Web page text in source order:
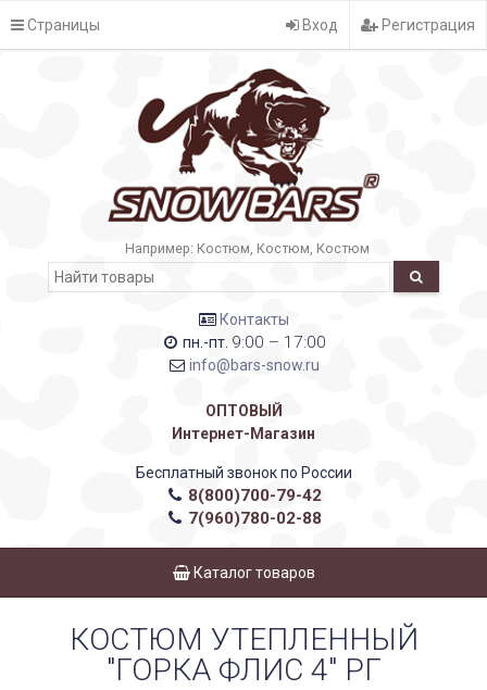
Страницы Вход Регистрация
Например: Костюм Костюм Костюм
Контакты
пн.-пт. 9:00 – 17:00
info@bars-snow.ru
ОПТОВЫЙ
Интернет-Магазин
Бесплатный звонок по России
8(800)700-79-42
7(960)780-02-88
Каталог товаров
КОСТЮМ УТЕПЛЕННЫЙ
"ГОРКА ФЛИС 4" РГ